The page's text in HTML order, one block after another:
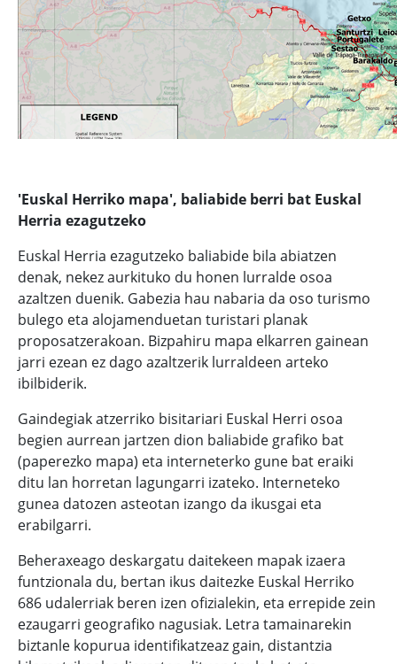
'Euskal Herriko mapa', baliabide berri bat Euskal
Herria ezagutzeko
Euskal Herria ezagutzeko baliabide bila abiatzen
denak, nekez aurkituko du honen lurralde osoa
azaltzen duenik. Gabezia hau nabaria da oso turismo
bulego eta alojamenduetan turistari planak
proposatzerakoan. Bizpahiru mapa elkarren gainean
jarri ezean ez dago azaltzerik lurraldeen arteko
ibilbiderik.
Gaindegiak atzerriko bisitariari Euskal Herri osoa
begien aurrean jartzen dion baliabide grafiko bat
(paperezko mapa) eta interneterko gune bat eraiki
ditu lan horretan lagungarri izateko. Interneteko
gunea datozen asteotan izango da ikusgai eta
erabilgarri.
Beheraxeago deskargatu daitekeen mapak izaera
funtzionala du, bertan ikus daitezke Euskal Herriko
686 udalerriak beren izen ofizialekin, eta errepide zein
ezaugarri geografiko nagusiak. Letra tamainarekin
biztanle kopurua identifikatzeaz gain, distantzia